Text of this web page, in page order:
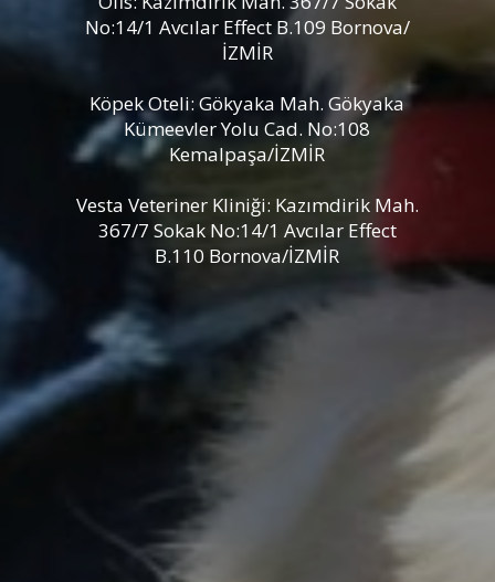
No:14/1 Avcılar Effect B.109 Bornova/
İZMİR
Köpek Oteli: Gökyaka Mah. Gökyaka
Kümeevler Yolu Cad. No:108
Kemalpaşa/İZMİR
Vesta Veteriner Kliniği: Kazımdirik Mah.
367/7 Sokak No:14/1 Avcılar Effect
B.110 Bornova/İZMİR